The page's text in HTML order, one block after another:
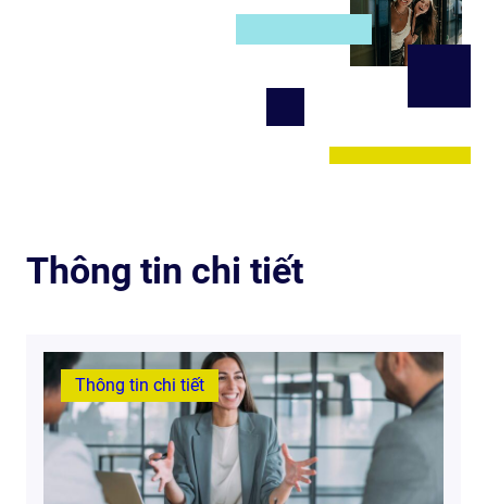
Thông tin chi tiết
Thông tin chi tiết